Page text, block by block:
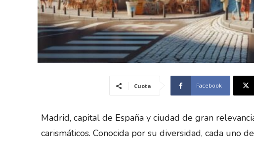
Cuota Facebook
Madrid, capital de España y ciudad de gran
carismáticos. Conocida por su diversidad, cada uno